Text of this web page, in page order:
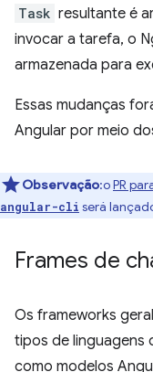
Task resultante é
invocar a tarefa, o
armazenada para
Essas mudanças
Angular por meio
Observação:oPR
angular-cli será
Frames de
Os frameworks
tipos de linguagens
como modelos